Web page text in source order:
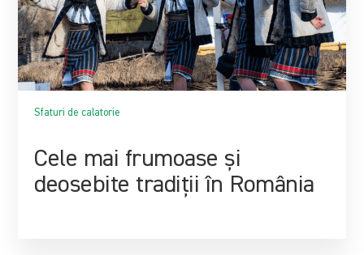
Sfaturi de calatorie
Cele mai frumoase și
deosebite tradiții în România